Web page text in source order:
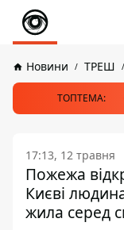
Новини ТРЕШ
ТОПТЕМА:
17:13, 12 травня
Пожежа
Києві
жила серед